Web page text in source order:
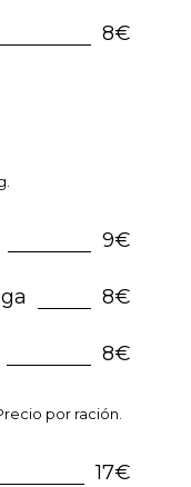
8€
9€
8€
8€
por ración.
17€